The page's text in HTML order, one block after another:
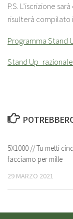
P.S. L’iscrizione
risulterà compilato
Programma Stand
Stand
5X1000 // Tu metti
facciamo per mille
29 MARZO 2021